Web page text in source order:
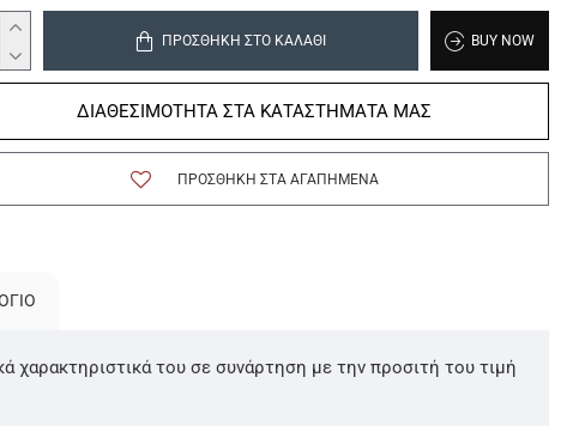
ΠΡΟΣΘΉΚΗ ΣΤΟ ΚΑΛΆΘΙ BUY NOW
ΔΙΑΘΕΣΙΜΟΤΗΤΑ ΣΤΑ ΚΑΤΑΣΤΗΜΑΤΑ ΜΑΣ
ΠΡΟΣΘΉΚΗ ΣΤΑ ΑΓΑΠΗΜΈΝΑ
χαρακτηριστικά του σε συνάρτηση με την προσιτή του τιμή